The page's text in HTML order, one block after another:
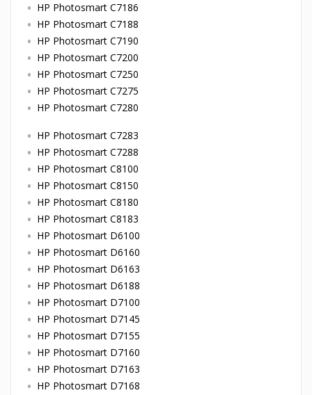
HP Photosmart C7186
HP Photosmart C7188
HP Photosmart C7190
HP Photosmart C7200
HP Photosmart C7250
HP Photosmart C7275
HP Photosmart C7280
HP Photosmart C7283
HP Photosmart C7288
HP Photosmart C8100
HP Photosmart C8150
HP Photosmart C8180
HP Photosmart C8183
HP Photosmart D6100
HP Photosmart D6160
HP Photosmart D6163
HP Photosmart D6188
HP Photosmart D7100
HP Photosmart D7145
HP Photosmart D7155
HP Photosmart D7160
HP Photosmart D7163
HP Photosmart D7168